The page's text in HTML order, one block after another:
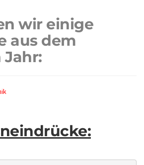
wir einige
aus dem